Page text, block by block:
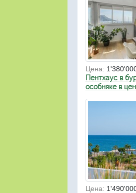
Цена:
Пентхаус в
особняке в
Цена: